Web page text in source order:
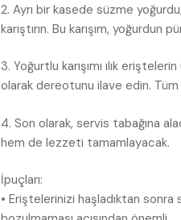
2. Ayrı bir kasede süzme
karıştırın. Bu karışım,
3. Yoğurtlu karışımı ılık
olarak dereotunu ilave edin. Tüm
4. Son olarak, servis tabağına
hem de lezzeti tamamlayacak.
İpuçları:
• Eriştelerinizi haşladıktan sonra